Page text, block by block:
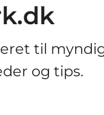
til
og tips.